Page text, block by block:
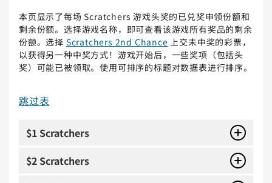
本页显示了每场 Scratchers 游戏头奖的已兑奖申领份额和
剩余份额。选择游戏名称，即可查看该游戏所有奖品的剩余
份额。选择 Scratchers 2nd Chance 上交未中奖的彩票，
以获得另一种中奖方式！游戏开始后，一些奖项（包括头
奖）可能已被领取。使用可排序的标题对数据表进行排序。
跳过表
$1 Scratchers
$2 Scratchers